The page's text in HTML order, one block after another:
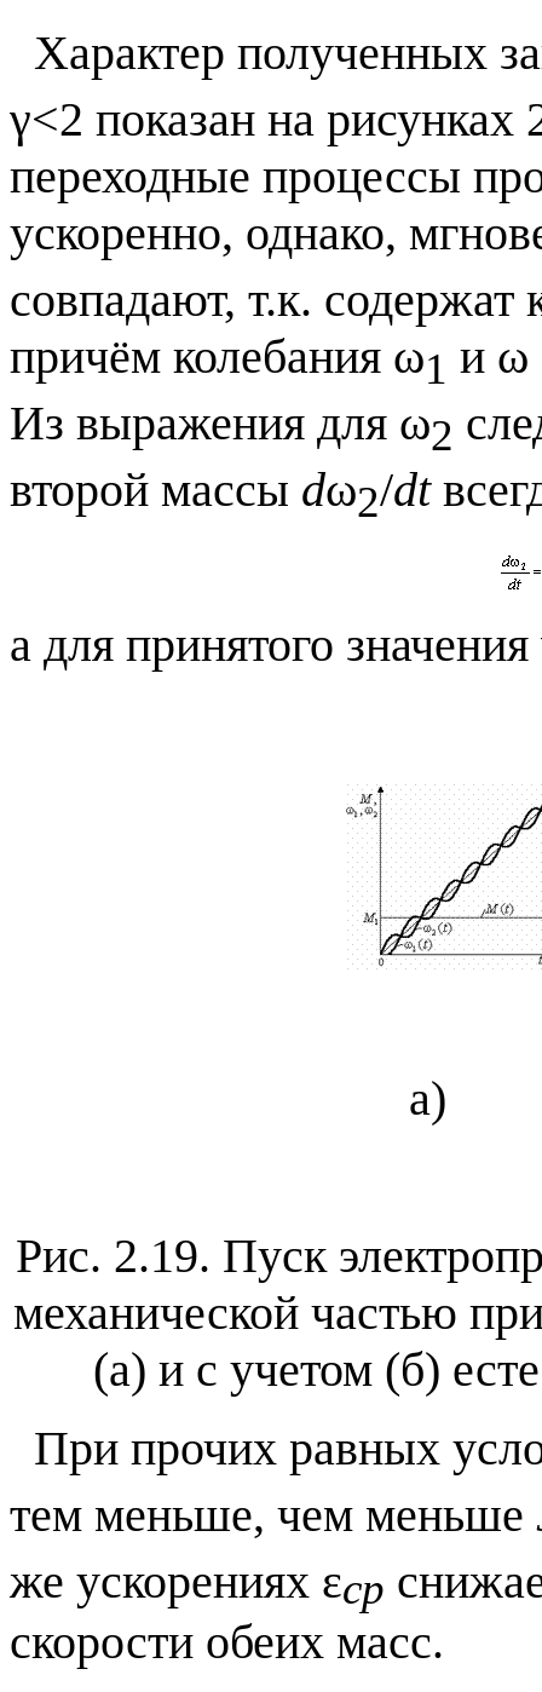
Характер полученных
γ<2 показан на
переходные процессы
ускоренно, однако,
совпадают, т.к.
причём колебания ω1 и ω
Из выражения для ω2
второй массы dω2/dt
а для принятого
Рис. 2.19. Пуск
механической частью
(а) и с учетом (б)
При прочих равных
тем меньше, чем меньше
же ускорениях εср
скорости обеих масс.